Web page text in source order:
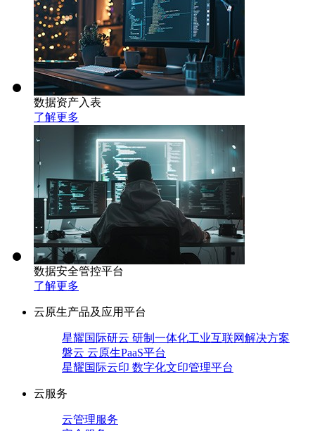
数据资产入表
了解更多
数据安全管控平台
了解更多
云原生产品及应用平台
星耀国际研云 研制一体化工业互联网解决方案
磐云 云原生PaaS平台
星耀国际云印 数字化文印管理平台
云服务
云管理服务